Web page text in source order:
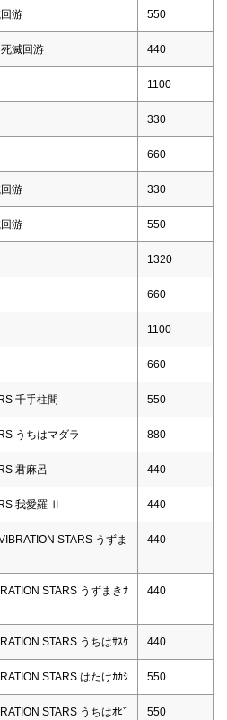
游 550
滅回游 440
1100
330
660
游 330
游 550
1320
660
1100
660
千手柱間 550
うちはマダラ 880
君麻呂 440
我愛羅 Ⅱ 440
STARS うずま
440
STARS うずまきﾅ
440
STARS うちはｻｽｹ 440
STARS はたけｶｶｼ 550
STARS うちはｵﾋﾞ
550